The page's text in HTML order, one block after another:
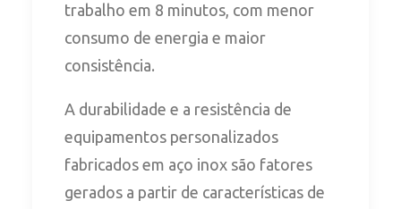
trabalho em 8 minutos, com menor
consumo de energia e maior
consistência.
A durabilidade e a resistência de
equipamentos personalizados
fabricados em aço inox são fatores
gerados a partir de características de